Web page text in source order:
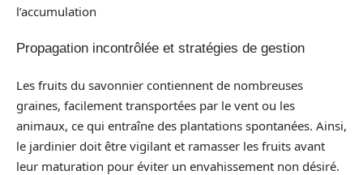
l’accumulation
Propagation incontrôlée et stratégies de gestion
Les fruits du savonnier contiennent de nombreuses
graines, facilement transportées par le vent ou les
animaux, ce qui entraîne des plantations spontanées. Ainsi,
le jardinier doit être vigilant et ramasser les fruits avant
leur maturation pour éviter un envahissement non désiré.